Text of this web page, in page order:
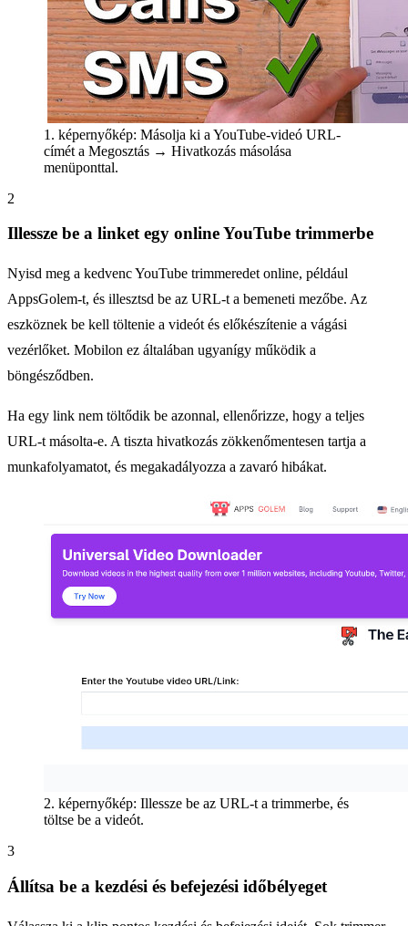
1. képernyőkép: Másolja ki a YouTube-videó URL-
címét a Megosztás → Hivatkozás másolása
menüponttal.
2
Illessze be a linket egy online YouTube trimmerbe
Nyisd meg a kedvenc YouTube trimmeredet online, például
AppsGolem-t, és illesztsd be az URL-t a bemeneti mezőbe. Az
eszköznek be kell töltenie a videót és előkészítenie a vágási
vezérlőket. Mobilon ez általában ugyanígy működik a
böngésződben.
Ha egy link nem töltődik be azonnal, ellenőrizze, hogy a teljes
URL-t másolta-e. A tiszta hivatkozás zökkenőmentesen tartja a
munkafolyamatot, és megakadályozza a zavaró hibákat.
2. képernyőkép: Illessze be az URL-t a trimmerbe, és
töltse be a videót.
3
Állítsa be a kezdési és befejezési időbélyeget